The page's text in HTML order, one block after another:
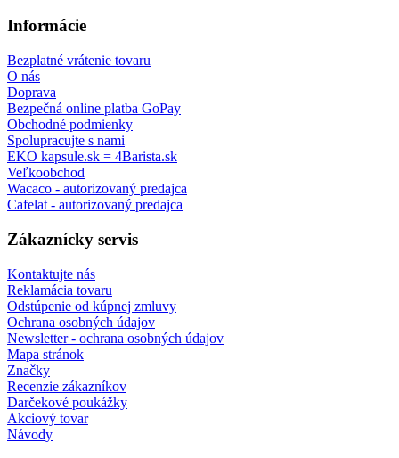
Informácie
Bezplatné vrátenie tovaru
O nás
Doprava
Bezpečná online platba GoPay
Obchodné podmienky
Spolupracujte s nami
EKO kapsule.sk = 4Barista.sk
Veľkoobchod
Wacaco - autorizovaný predajca
Cafelat - autorizovaný predajca
Zákaznícky servis
Kontaktujte nás
Reklamácia tovaru
Odstúpenie od kúpnej zmluvy
Ochrana osobných údajov
Newsletter - ochrana osobných údajov
Mapa stránok
Značky
Recenzie zákazníkov
Darčekové poukážky
Akciový tovar
Návody